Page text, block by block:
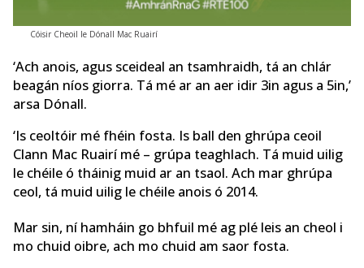
Cóisir Cheoil le Dónall Mac Ruairí
‘Ach anois, agus sceideal an tsamhraidh, tá an chlár
beagán níos giorra. Tá mé ar an aer idir 3in agus a 5in,’
arsa Dónall.
‘Is ceoltóir mé fhéin fosta. Is ball den ghrúpa ceoil
Clann Mac Ruairí mé – grúpa teaghlach. Tá muid uilig
le chéile ó tháinig muid ar an tsaol. Ach mar ghrúpa
ceol, tá muid uilig le chéile anois ó 2014.
Mar sin, ní hamháin go bhfuil mé ag plé leis an cheol i
mo chuid oibre, ach mo chuid am saor fosta.